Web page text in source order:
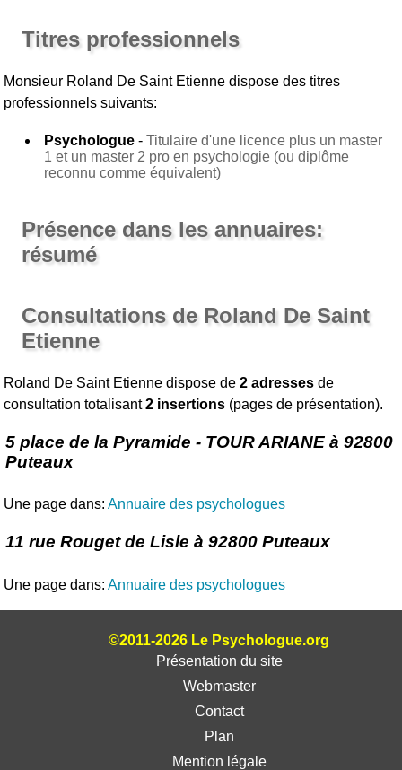
Titres professionnels
Monsieur Roland De Saint Etienne dispose des titres
professionnels suivants:
Psychologue -Titulaire d'une licence plus un master
1 et un master 2 pro en psychologie (ou diplôme
reconnu comme équivalent)
Présence dans les annuaires:
résumé
Consultations de Roland De Saint
Etienne
Roland De Saint Etienne dispose de2 adresses de
consultation totalisant2 insertions (pages de présentation).
5 place de la Pyramide - TOUR ARIANE à 92800
Puteaux
Une page dans:Annuaire des psychologues
11 rue Rouget de Lisle à 92800 Puteaux
Une page dans:Annuaire des psychologues
©2011-2026 Le Psychologue.org
Présentation du site
Webmaster
Contact
Plan
Mention légale